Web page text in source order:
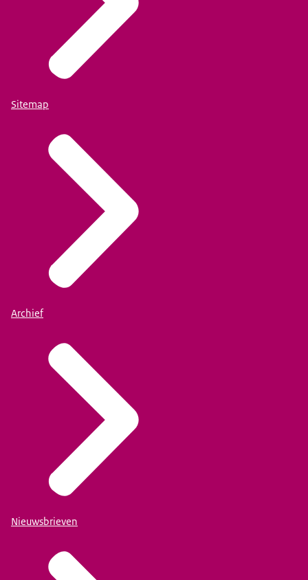
Een link voor het programma van maandagmiddag
16 juni (13.15 uur - 16.00 uur)
18 juni (09.00 uur - 12.30 uur)
Sitemap
Archief
Nieuwsbrieven